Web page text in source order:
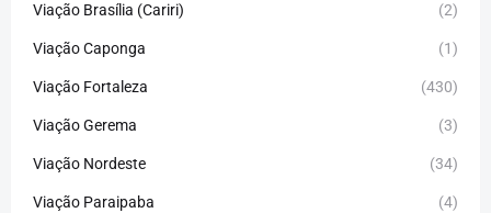
Viação Brasília (Cariri) (2)
Viação Caponga (1)
Viação Fortaleza (430)
Viação Gerema (3)
Viação Nordeste (34)
Viação Paraipaba (4)